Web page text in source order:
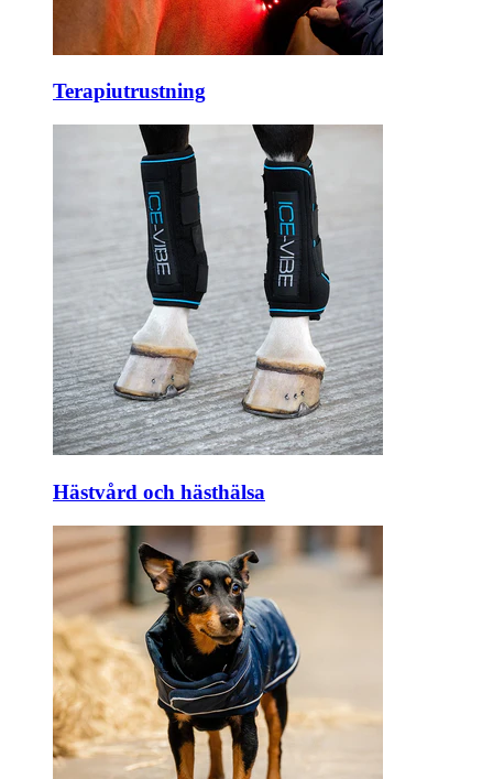
Terapiutrustning
Hästvård och hästhälsa